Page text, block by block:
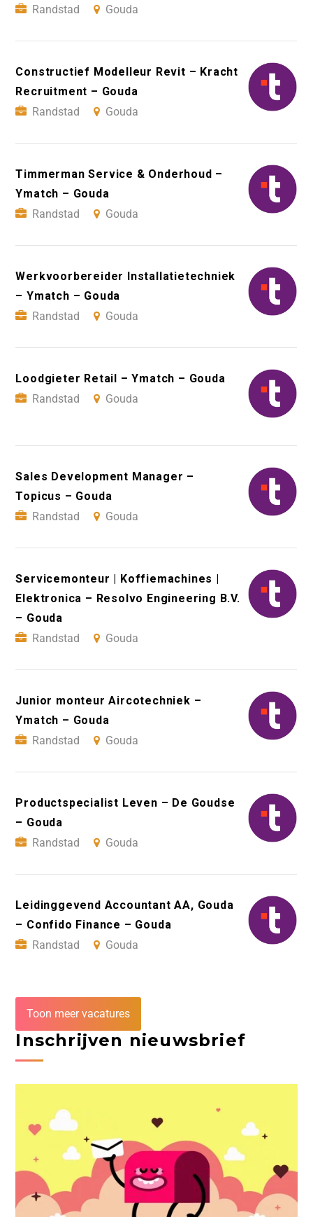
Randstad
Gouda
Constructief Modelleur Revit – Kracht
Recruitment – Gouda
Randstad
Gouda
Timmerman Service & Onderhoud –
Ymatch – Gouda
Randstad
Gouda
Werkvoorbereider Installatietechniek
– Ymatch – Gouda
Randstad
Gouda
Loodgieter Retail – Ymatch – Gouda
Randstad
Gouda
Sales Development Manager –
Topicus – Gouda
Randstad
Gouda
Servicemonteur | Koffiemachines |
Elektronica – Resolvo Engineering B.V.
– Gouda
Randstad
Gouda
Junior monteur Aircotechniek –
Ymatch – Gouda
Randstad
Gouda
Productspecialist Leven – De Goudse
– Gouda
Randstad
Gouda
Leidinggevend Accountant AA, Gouda
– Confido Finance – Gouda
Randstad
Gouda
Toon meer vacatures
Inschrijven nieuwsbrief